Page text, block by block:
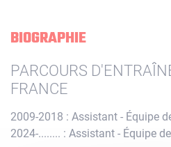
BIOGRAPHIE
PARCOURS
FRANCE
2009-2018 : Assistant - Équipe
2024-........ : Assistant - Équipe